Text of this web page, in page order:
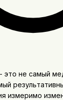
это не самый
измеримо